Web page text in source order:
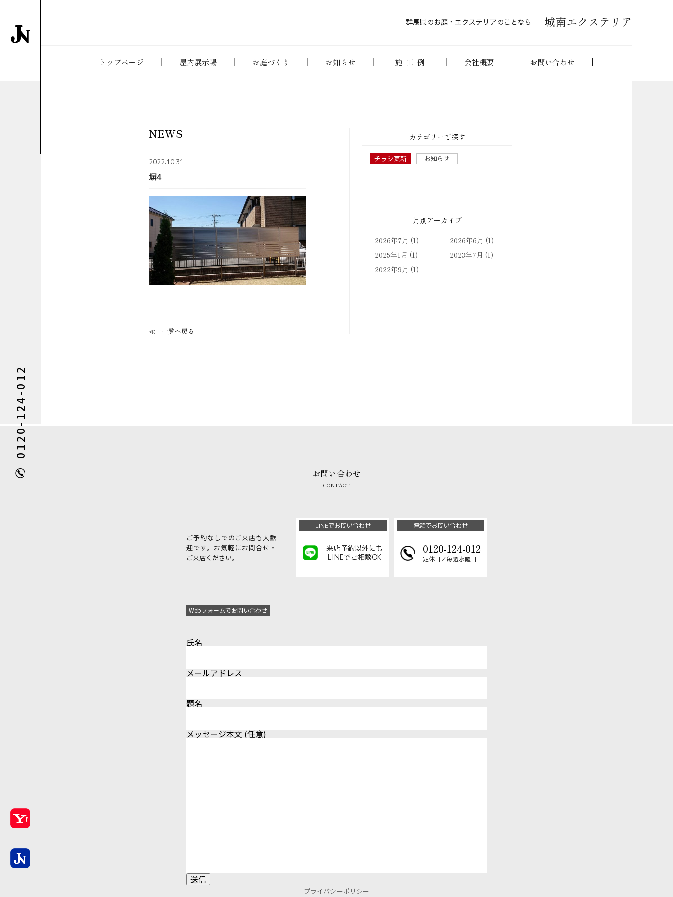
群馬県のお庭・エクステリアのことなら 城南エクステリア
トップページ 屋内展示場 お庭づくり お知らせ 施工例 会社概要 お問い合わせ
0120-124-012
NEWS
2022.10.31
塀4
一覧へ戻る
カテゴリーで探す
チラシ更新 お知らせ
月別アーカイブ
2026年7月 (1) 2026年6月 (1)
2025年1月 (1) 2023年7月 (1)
2022年9月 (1)
お問い合わせ
CONTACT
ご予約なしでのご来店も大歓
迎です。お気軽にお問合せ・
ご来店ください。
LINEでお問い合わせ
来店予約以外にも
LINEでご相談OK
電話でお問い合わせ
0120-124-012
定休日／毎週水曜日
Webフォームでお問い合わせ
氏名
メールアドレス
題名
メッセージ本文 (任意)
プライバシーポリシー